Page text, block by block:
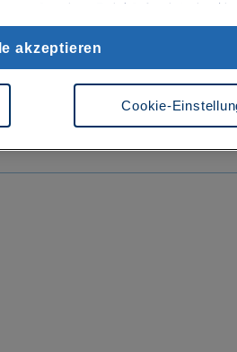
und
von Drittanbieter-Tools (z.B. Google Analytics)
Sie jederzeit über die Cookie Einstellungen mit
und der Widerrufsmöglichkeit finden Sie unter den
Cookie-
akzeptieren